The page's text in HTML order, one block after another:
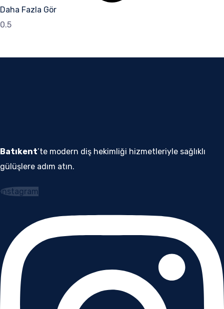
Daha Fazla Gör
Batıkent’te modern diş hekimliği hizmetleriyle sağlıklı
gülüşlere adım atın.
Instagram